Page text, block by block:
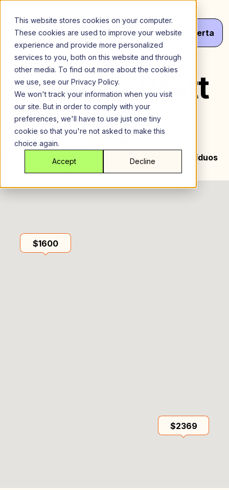
This website stores cookies on your computer.
These cookies are used to improve your website
experience and provide more personalized
services to you, both on this website and through
other media. To find out more about the cookies
we use, see our Privacy Policy.
We won't track your information when you visit
our site. But in order to comply with your
preferences, we'll have to use just one tiny
cookie so that you're not asked to make this
choice again.
Accept Decline
Ir
conteúdo
Menu ObterSeu Oferta
Instituto Pratt
Uma comunidade diversa de inspiradores
indivíduos
em casas compartilhadas
$2369
$1600